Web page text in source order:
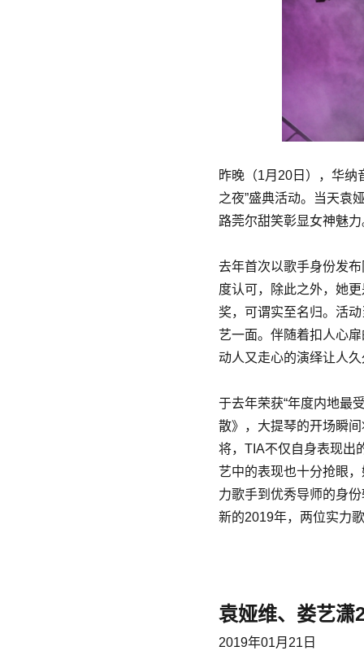
昨晚（1月20日），华纳
之夜”盛典活动。当天袁
路莞尔甜笑彰显女神魅
去年首次以歌手身份发
度认可，除此之外，她
奖，可谓实至名归。活
艺一面。伴随着扣人心
动人又走心的演绎让人
于去年荣获“年度内地最
散》，大提琴的开场瞬
将，TIA不仅自身表现出
艺中的表现也十分抢眼
力歌手到优秀导师的身
新的2019年，两位实力
袁娅维、娄艺潇
2019年01月21日